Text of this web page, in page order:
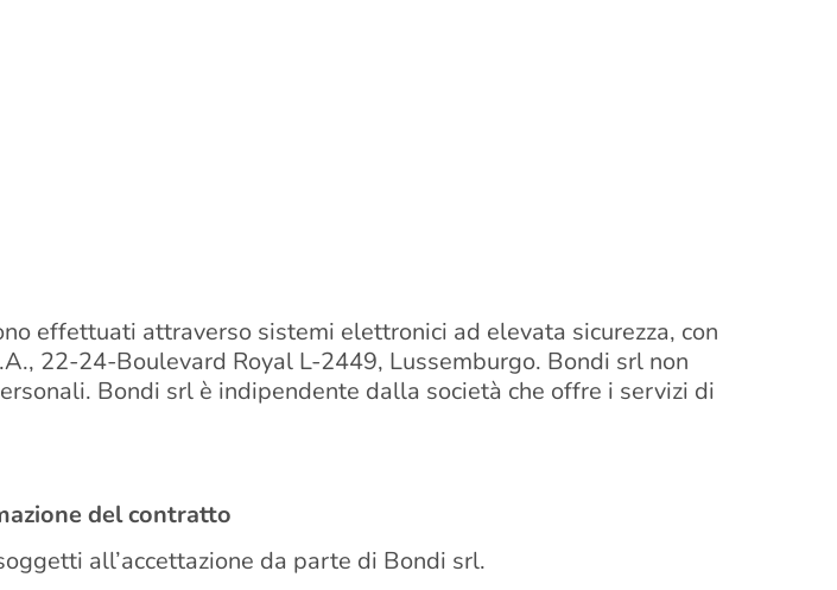
effettuati attraverso sistemi elettronici ad elevata sicurezza, con
22-24-Boulevard Royal L-2449, Lussemburgo. Bondi srl non
Bondi srl è indipendente dalla società che offre i servizi di
del contratto
all’accettazione da parte di Bondi srl.